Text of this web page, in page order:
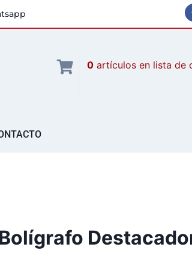
0 artículos
Bolígrafo